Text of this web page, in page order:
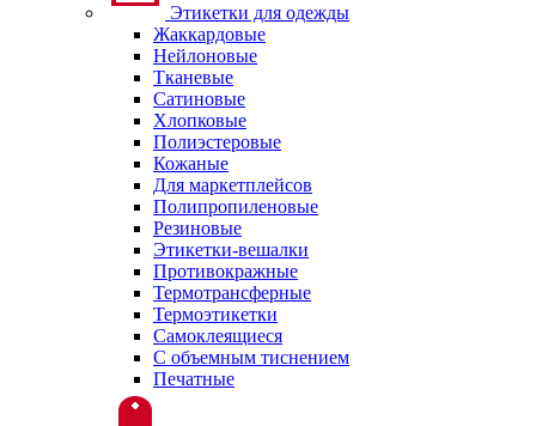
Этикетки для одежды
Жаккардовые
Нейлоновые
Тканевые
Сатиновые
Хлопковые
Полиэстеровые
Кожаные
Для маркетплейсов
Полипропиленовые
Резиновые
Этикетки-вешалки
Противокражные
Термотрансферные
Термоэтикетки
Самоклеящиеся
С объемным тиснением
Печатные